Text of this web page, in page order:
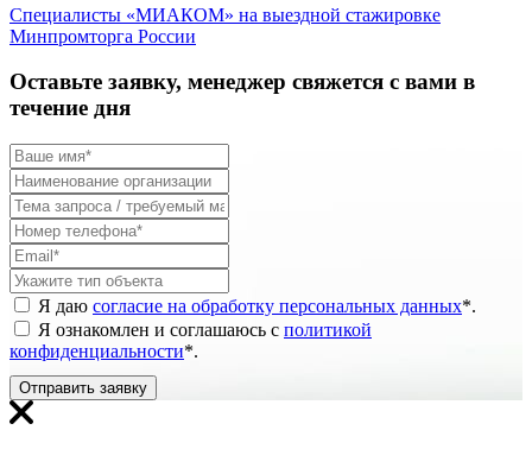
Специалисты «МИАКОМ» на выездной стажировке
Минпромторга России
Оставьте заявку, менеджер свяжется с вами в
течение дня
Я даю согласие на обработку персональных данных*.
Я ознакомлен и соглашаюсь с политикой
конфиденциальности*.
Отправить заявку